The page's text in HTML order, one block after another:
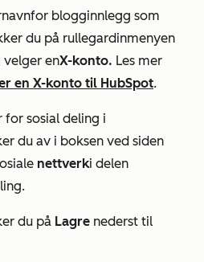
for blogginnlegg som
du på rullegardinmenyen
velger enX-konto. Les mer
en X-konto til HubSpot.
for sosial deling i
du av i boksen ved siden
nettverki delen
.
du på Lagre nederst til